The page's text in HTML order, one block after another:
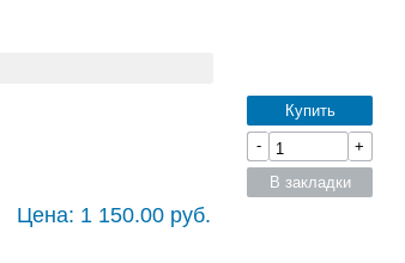
Цена: 1 150.00 руб.
Купить
-
+
В закладки